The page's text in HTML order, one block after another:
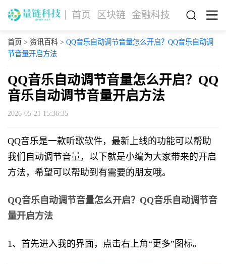
首页 区块链 金融科技
首页 > 资讯百科> QQ音乐自动调节音量怎么开启？QQ音乐自动调
节音量开启方法
QQ音乐自动调节音量怎么开启？QQ
音乐自动调节音量开启方法
2026-05-21 15:36:35
QQ音乐是一款听歌软件，最新上线的功能可以帮助
我们自动调节音量，以下就是小编为大家带来的开启
方法，希望可以帮助到有需要的朋友哦。
QQ音乐自动调节音量怎么开启？QQ音乐自动调节音
量开启方法
1、首先进入我的界面，点击右上角“更多”图标。